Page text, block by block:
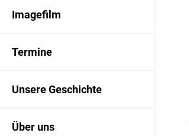
Imagefilm
Termine
Unsere Geschichte
Über uns